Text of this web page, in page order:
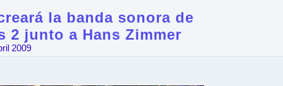
la banda sonora de
2 junto a Hans Zimmer
2009